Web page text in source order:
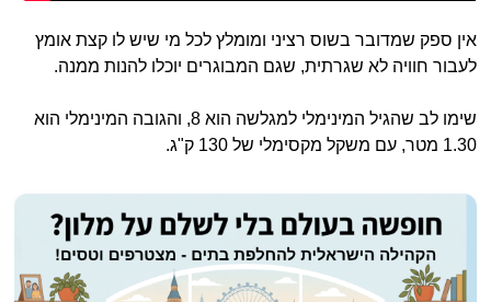
אין ספק שמדובר בשוס רציני ומומלץ לכל מי שיש לו קצת אומץ
לעבור חוויה לא שגרתית, שגם המבוגרים יוכלו להנות ממנה.
שימו לב שהגיל המינימלי למגלשה הוא 8, והגובה המינימלי הוא
1.30 מטר, עם משקל מקסימלי של 130 ק"ג.